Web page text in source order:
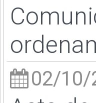
02/10/